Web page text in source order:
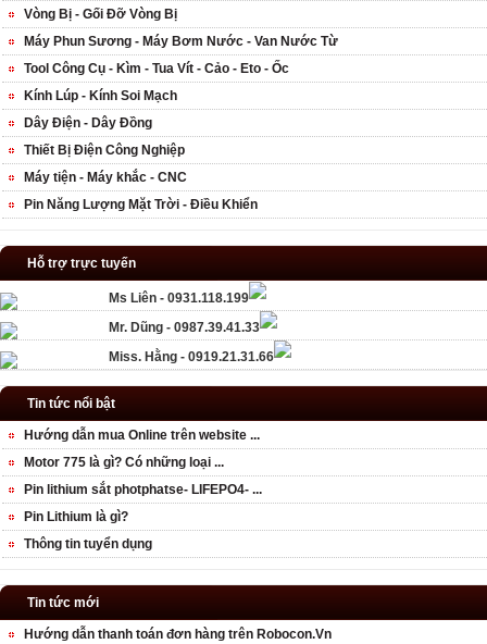
Vòng Bị - Gối Đỡ Vòng Bị
Máy Phun Sương - Máy Bơm Nước - Van Nước Từ
Tool Công Cụ - Kìm - Tua Vít - Cảo - Eto - Ốc
Kính Lúp - Kính Soi Mạch
Dây Điện - Dây Đồng
Thiết Bị Điện Công Nghiệp
Máy tiện - Máy khắc - CNC
Pin Năng Lượng Mặt Trời - Điều Khiển
Hỗ trợ trực tuyến
Ms Liên - 0931.118.199
Mr. Dũng - 0987.39.41.33
Miss. Hằng - 0919.21.31.66
Tin tức nổi bật
Hướng dẫn mua Online trên website ...
Motor 775 là gì? Có những loại ...
Pin lithium sắt photphatse- LIFEPO4- ...
Pin Lithium là gì?
Thông tin tuyển dụng
Tin tức mới
Hướng dẫn thanh toán đơn hàng trên Robocon.Vn